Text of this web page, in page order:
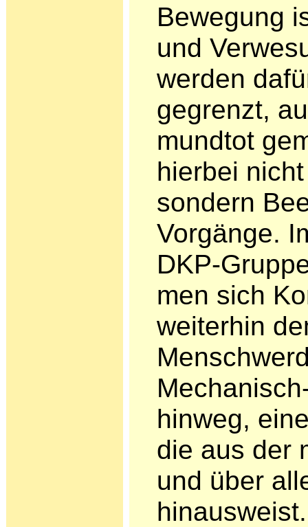
Bewegung
und
werden
gegrenzt,
mundtot
hierbei
son­dern
Vorgänge.
DKP-
men sich
weiterhin
hinweg,
die aus der
und über
hinausweist.